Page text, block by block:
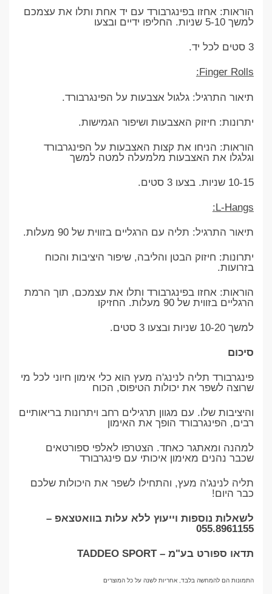
הוראות: אחזו בפינגרבורד עם יד אחת ותלו את עצמכם
למשך 5-10 שניות. החליפו ידיים ובצעו
3 סטים לכל יד.
Finger Rolls:
תיאור התרגיל: גלגול אצבעות על הפינגרבורד.
יתרונות: חיזוק האצבעות ושיפור הגמישות.
הוראות: הניחו את קצות האצבעות על הפינגרבורד
וגלגלו את האצבעות מלמעלה למטה למשך
10-15 שניות. בצעו 3 סטים.
L-Hangs:
תיאור התרגיל: תליה עם הרגליים בזווית של 90 מעלות.
יתרונות: חיזוק הבטן והליבה, שיפור היציבות והכוח
בזרועות.
הוראות: אחזו בפינגרבורד ותלו את עצמכם, תוך הרמת
הרגליים בזווית של 90 מעלות. החזיקו
למשך 10-20 שניות ובצעו 3 סטים.
סיכום
פינגרבורד תליה לנינג'ה מעץ הוא כלי אימון חיוני לכל מי
שרוצה לשפר את יכולות הטיפוס, הכוח
והיציבות שלו. עם מגוון תרגילים רחב ויתרונות בריאותיים
רבים, הפינגרבורד הופך את האימון
למהנה ומאתגר כאחד. הצטרפו לאלפי ספורטאים
שכבר נהנים מאימון איכותי עם פינגרבורד
תליה לנינג'ה מעץ, והתחילו לשפר את היכולות שלכם
כבר היום!
לשאלות נוספות וייעוץ ללא עלות בוואטצאפ –
055.8961155
תדאו ספורט בע"מ – TADDEO SPORT
התמונות הם להמחשה בלבד, אחריות לשנה על כל המוצרים